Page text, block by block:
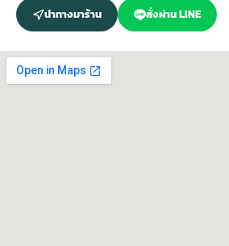
นำทางมาร้าน สั่งผ่าน LINE